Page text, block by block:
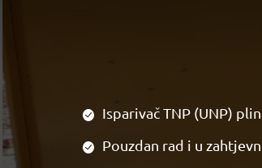
Isparivač TNP (UNP)
Pouzdan rad i u